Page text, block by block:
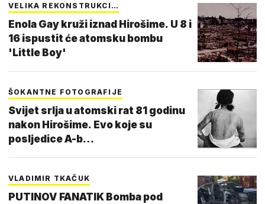
VELIKA REKONSTRUKCI…
Enola Gay kruži iznad Hirošime. U 8 i
16 ispustit će atomsku bombu
'Little Boy'
ŠOKANTNE FOTOGRAFIJE
Svijet srlja u atomski rat 81 godinu
nakon Hirošime. Evo koje su
posljedice A-b…
VLADIMIR TKAČUK
PUTINOV FANATIK Bomba pod